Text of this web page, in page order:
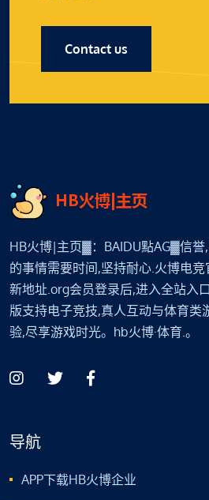
Contact us
HB火博|主页▓：BAIDU點AG▓信誉
的事情需要时间,坚持耐心.火博电
新地址.org会员登录后,进入全站入
版支持电子竞技,真人互动与体育类
验,尽享游戏时光。hb火博·体育.。
导航
APP下载HB火博企业